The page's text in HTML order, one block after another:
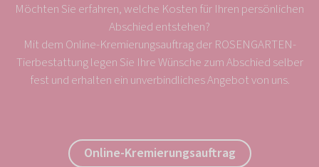
Möchten Sie erfahren, welche Kosten für Ihren persönlichen
Abschied entstehen?
Mit dem Online-Kremierungsauftrag der ROSENGARTEN-
Tierbestattung legen Sie Ihre Wünsche zum Abschied selber
fest und erhalten ein unverbindliches Angebot von uns.
Online-Kremierungsauftrag